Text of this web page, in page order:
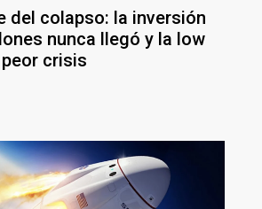
del colapso: la inversión
nunca llegó y la low
crisis